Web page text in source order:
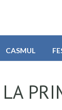
CASMUL